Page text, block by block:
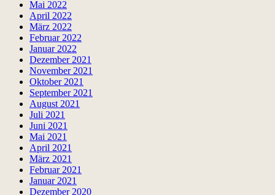
Mai 2022
April 2022
März 2022
Februar 2022
Januar 2022
Dezember 2021
November 2021
Oktober 2021
September 2021
August 2021
Juli 2021
Juni 2021
Mai 2021
April 2021
März 2021
Februar 2021
Januar 2021
Dezember 2020